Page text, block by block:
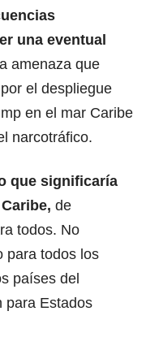
una eventual
amenaza que
el despliegue
en el mar Caribe
narcotráfico.
que significaría
, de
todos. No
para todos los
países del
para Estados